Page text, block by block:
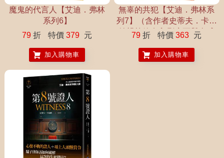
魔鬼的代言人【艾迪．弗林
系列6】
79 折 特價 379 元
加入購物車
無辜的共犯【艾迪．弗林系
列7】（含作者史蒂夫．卡瓦
納親筆簽名印刷扉頁與全球
79 折 特價 363 元
加入購物車